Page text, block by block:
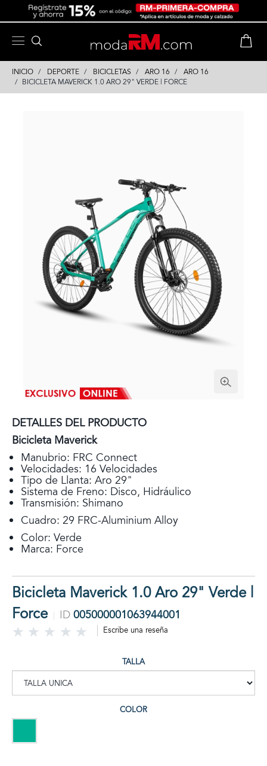
INICIO DEPORTE BICICLETAS ARO 16
ARO 16
BICICLETA MAVERICK 1.0 ARO 29" VERDE | FORCE
DETALLES DEL PRODUCTO
Bicicleta Maverick
Manubrio: FRC Connect
Velocidades: 16 Velocidades
Tipo de Llanta: Aro 29"
Sistema de Freno: Disco, Hidráulico
Transmisión: Shimano
Cuadro: 29 FRC-Aluminium Alloy
Color: Verde
Marca: Force
Bicicleta Maverick 1.0 Aro 29" Verde |
Force
ID 005000001063944001
Escribe una reseña
TALLA
COLOR